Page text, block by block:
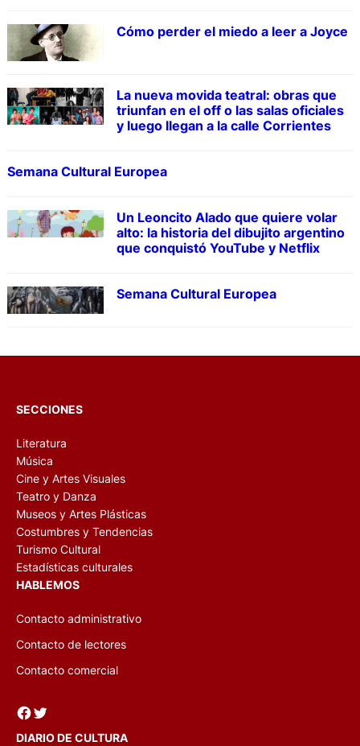
Cómo perder el miedo a leer a Joyce
La nueva movida teatral: obras que
triunfan en el off o las salas oficiales
y luego llegan a la calle Corrientes
Semana Cultural Europea
Un Leoncito Alado que quiere volar
alto: la historia del dibujito argentino
que conquistó YouTube y Netflix
Semana Cultural Europea
SECCIONES
Literatura
Música
Cine y Artes Visuales
Teatro y Danza
Museos y Artes Plásticas
Costumbres y Tendencias
Turismo Cultural
Estadísticas culturales
HABLEMOS
Contacto administrativo
Contacto de lectores
Contacto comercial
Facebook Twitter
DIARIO DE CULTURA